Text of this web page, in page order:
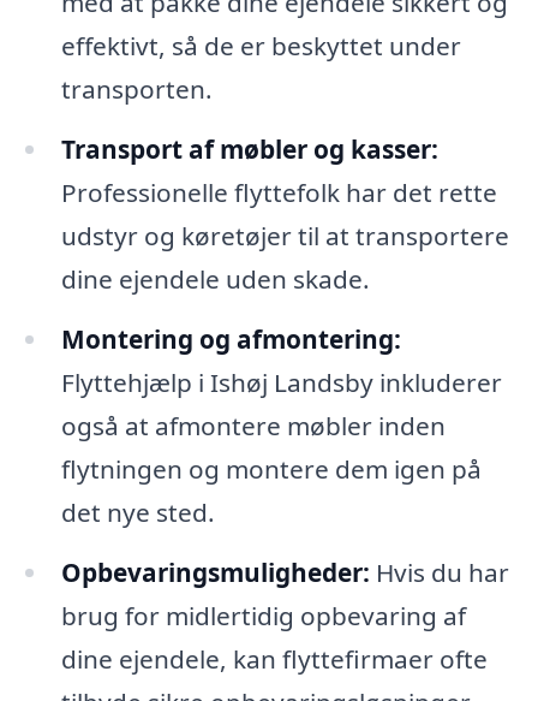
effektivt, så de er beskyttet under
transporten.
Transport af møbler og kasser:
Professionelle flyttefolk har det rette
udstyr og køretøjer til at transportere
dine ejendele uden skade.
Montering og afmontering:
Flyttehjælp i Ishøj Landsby inkluderer
også at afmontere møbler inden
flytningen og montere dem igen på
det nye sted.
Opbevaringsmuligheder: Hvis du har
brug for midlertidig opbevaring af
dine ejendele, kan flyttefirmaer ofte